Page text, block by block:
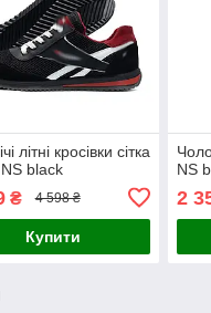
літні кросівки сітка
black
₴ 4 598 ₴
Купити
NS
2